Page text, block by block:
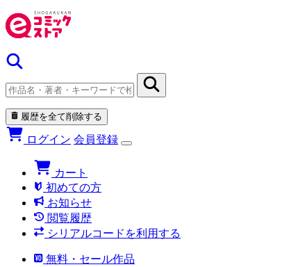
履歴を全て削除する
ログイン 会員登録
カート
初めての方
お知らせ
閲覧履歴
シリアルコードを利用する
無料・セール作品